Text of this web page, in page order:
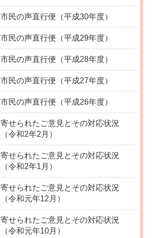
市民の声直行便（平成30年度）
市民の声直行便（平成29年度）
市民の声直行便（平成28年度）
市民の声直行便（平成27年度）
市民の声直行便（平成26年度）
寄せられたご意見とその対応状況
（令和2年2月）
寄せられたご意見とその対応状況
（令和2年1月）
寄せられたご意見とその対応状況
（令和元年12月）
寄せられたご意見とその対応状況
（令和元年10月）